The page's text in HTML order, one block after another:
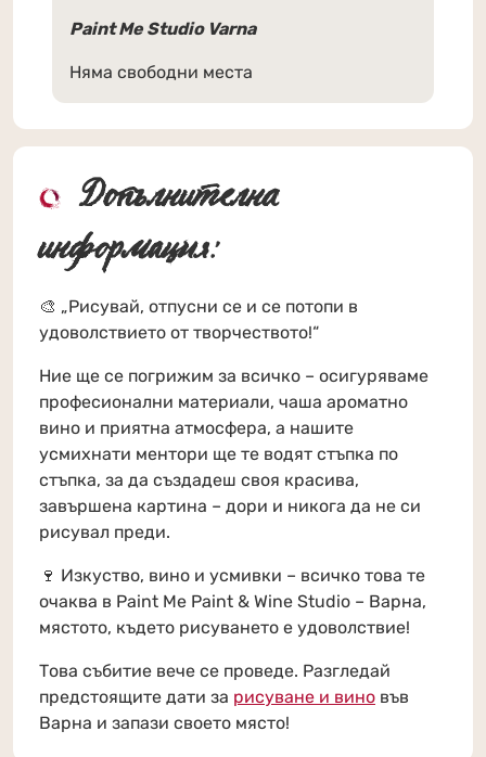
Paint Me Studio Varna
Няма свободни места
Допълнителна
информация:
🎨 „Рисувай, отпусни се и се потопи в
удоволствието от творчеството!“
Ние ще се погрижим за всичко – осигуряваме
професионални материали, чаша ароматно
вино и приятна атмосфера, а нашите
усмихнати ментори ще те водят стъпка по
стъпка, за да създадеш своя красива,
завършена картина – дори и никога да не си
рисувал преди.
🍷 Изкуство, вино и усмивки – всичко това те
очаква в Paint Me Paint & Wine Studio – Варна,
мястото, където рисуването е удоволствие!
Това събитие вече се проведе. Разгледай
предстоящите дати за рисуване и вино във
Варна и запази своето място!